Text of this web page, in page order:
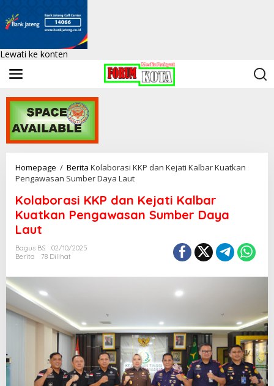
Lewati ke konten
Homepage / Berita Kolaborasi KKP dan Kejati Kalbar Kuatkan
Pengawasan Sumber Daya Laut
Kolaborasi KKP dan Kejati Kalbar
Kuatkan Pengawasan Sumber Daya
Laut
Bagus BS
02/10/2025
Berita
78 Dilihat